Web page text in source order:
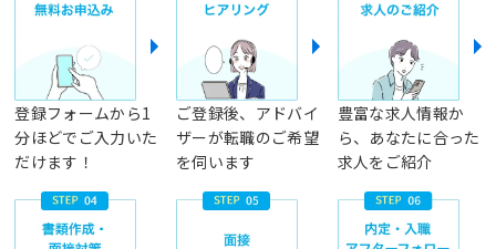
登録フォームから1
分ほどでご入力いた
だけます！
ご登録後、アドバイ
ザーが転職のご希望
を伺います
豊富な求人情報か
ら、あなたに合った
求人をご紹介